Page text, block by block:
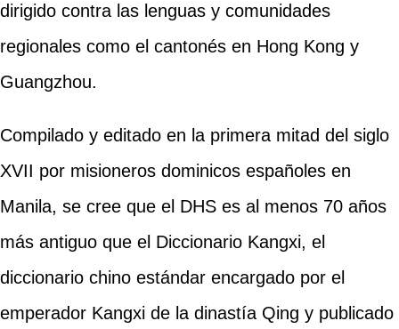
dirigido contra las lenguas y comunidades
regionales como el cantonés en Hong Kong y
Guangzhou.
Compilado y editado en la primera mitad del siglo
XVII por misioneros dominicos españoles en
Manila, se cree que el DHS es al menos 70 años
más antiguo que el Diccionario Kangxi, el
diccionario chino estándar encargado por el
emperador Kangxi de la dinastía Qing y publicado